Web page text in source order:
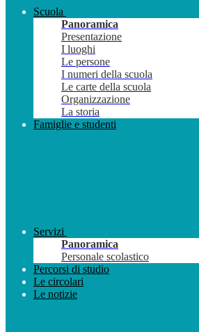
Scuola
Panoramica
Presentazione
I luoghi
Le persone
I numeri della scuola
Le carte della scuola
Organizzazione
La storia
Famiglie e studenti
Servizi
Panoramica
Personale scolastico
Percorsi di studio
Le circolari
Le notizie